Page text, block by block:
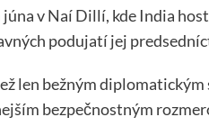
v Naí Dillí, kde India
podujatí jej
len bežným
bezpečnostným